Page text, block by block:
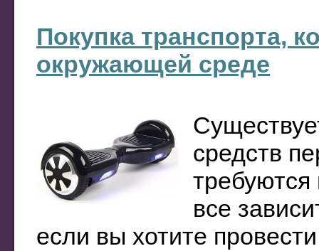
Покупка транспорта,
окружающей среде
средств
требуются
все
если вы хотите